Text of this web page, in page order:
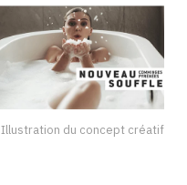
Illustration du concept créatif